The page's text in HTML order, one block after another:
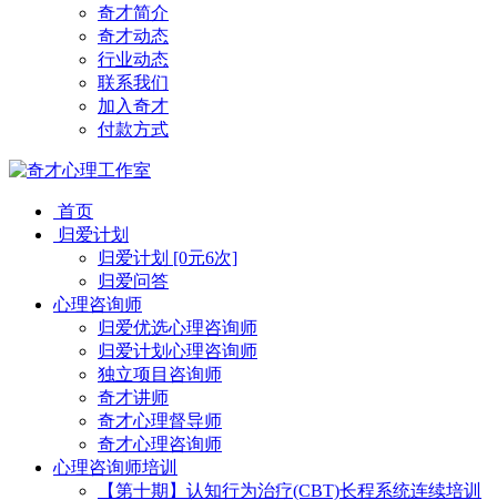
奇才简介
奇才动态
行业动态
联系我们
加入奇才
付款方式
首页
归爱计划
归爱计划 [0元6次]
归爱问答
心理咨询师
归爱优选心理咨询师
归爱计划心理咨询师
独立项目咨询师
奇才讲师
奇才心理督导师
奇才心理咨询师
心理咨询师培训
【第十期】认知行为治疗(CBT)长程系统连续培训